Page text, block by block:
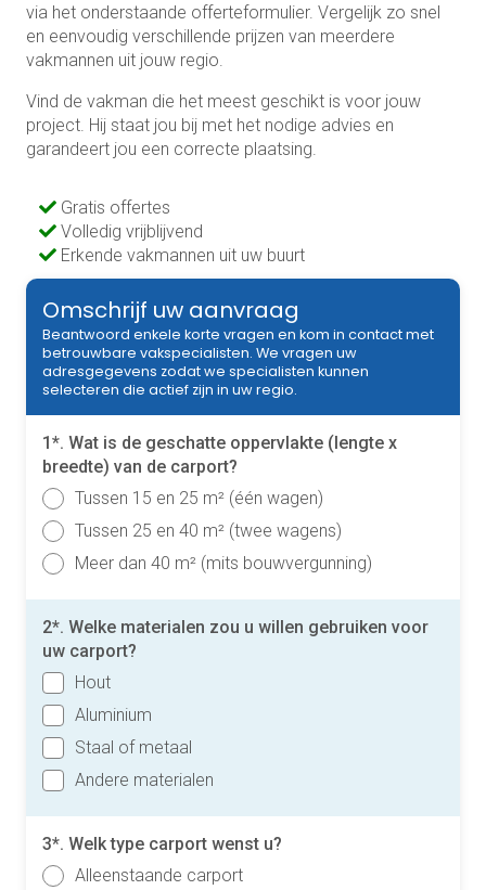
via het onderstaande offerteformulier. Vergelijk zo snel
en eenvoudig verschillende prijzen van meerdere
vakmannen uit jouw regio.
Vind de vakman die het meest geschikt is voor jouw
project. Hij staat jou bij met het nodige advies en
garandeert jou een correcte plaatsing.
Gratis offertes
Volledig vrijblijvend
Erkende vakmannen uit uw buurt
Omschrijf uw aanvraag
Beantwoord enkele korte vragen en kom in contact met
betrouwbare vakspecialisten. We vragen uw
adresgegevens zodat we specialisten kunnen
selecteren die actief zijn in uw regio.
1*. Wat is de geschatte oppervlakte (lengte x
breedte) van de carport?
Tussen 15 en 25 m² (één wagen)
Tussen 25 en 40 m² (twee wagens)
Meer dan 40 m² (mits bouwvergunning)
2*. Welke materialen zou u willen gebruiken voor
uw carport?
Hout
Aluminium
Staal of metaal
Andere materialen
3*. Welk type carport wenst u?
Alleenstaande carport